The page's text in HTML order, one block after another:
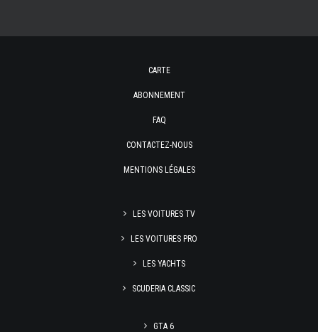
CARTE
ABONNEMENT
FAQ
CONTACTEZ-NOUS
MENTIONS LÉGALES
LES VOITURES TV
LES VOITURES PRO
LES YACHTS
SCUDERIA CLASSIC
GTA 6